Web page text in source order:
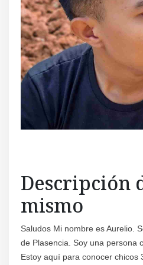
Descripción
mismo
Saludos Mi nombre es Aurelio.
de Plasencia. Soy una persona
Estoy aquí para conocer chicos